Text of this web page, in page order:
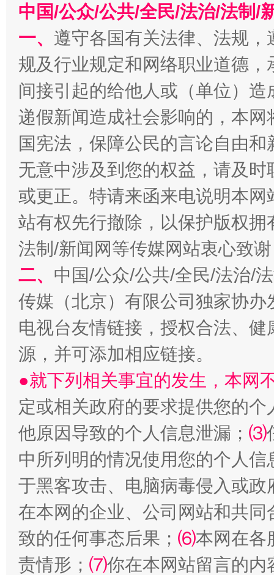
千年窑火 生生不息
揭开“小金库”的免责幌子
受贿1.44亿！段成刚被判无期 从幼
全民健身五年计划来了！等你上场
中国/公众/公共/全民/法治/法制/
一、 遵守各国有关法律、法规
规及行业规定和网络职业道德
间接引起的给他人或（单位）
递假新闻造成社会影响的，本
国宪法，保障公民的言论自由
无意中涉及到您的权益，请及
或更正。特请来函来电说明本
站有权先行撤除，以保护版权
法制/新闻网等传媒网站衷心致
二、 中国/公众/公共/全民/法治/
传媒（北京）有限公司独家协
电视台友情链接，授权合法、
源，并可添加相应链接。
●就下列相关事宜的发生，本网
定或相关政府的要求提供您的个
他原因导致的个人信息泄漏； ⑶
中所列明的情况使用您的个人
于黑客攻击、电脑病毒侵入或
在本网的企业、公司网站和共
致的任何事态后果； ⑹本网在各
责情形； ⑺你在本网站留言的内